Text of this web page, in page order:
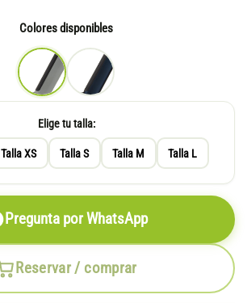
Colores disponibles
Elige tu talla:
Talla XS Talla S Talla M Talla L
Reservar / comprar
Pregunta por WhatsApp